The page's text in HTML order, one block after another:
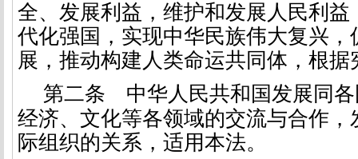
全、发展利益，维护和发展人民利益
代化强国，实现中华民族伟大复兴，
展，推动构建人类命运共同体，根
第二条 中华人民共和国发展同
经济、文化等各领域的交流与合作，
际组织的关系，适用本法。